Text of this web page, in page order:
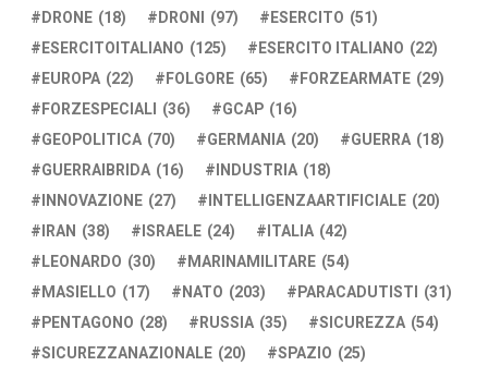
DRONE (18) DRONI (97) ESERCITO (51)
ESERCITOITALIANO (125) ESERCITO ITALIANO (22)
EUROPA (22) FOLGORE (65) FORZEARMATE (29)
FORZESPECIALI (36) GCAP (16)
GEOPOLITICA (70) GERMANIA (20) GUERRA (18)
GUERRAIBRIDA (16) INDUSTRIA (18)
INNOVAZIONE (27) INTELLIGENZAARTIFICIALE (20)
IRAN (38) ISRAELE (24) ITALIA (42)
LEONARDO (30) MARINAMILITARE (54)
MASIELLO (17) NATO (203) PARACADUTISTI (31)
PENTAGONO (28) RUSSIA (35) SICUREZZA (54)
SICUREZZANAZIONALE (20) SPAZIO (25)